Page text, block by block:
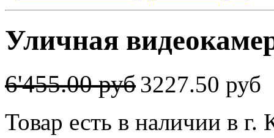
Уличная
6'455.00 руб3227.50 руб
Товар есть в наличии в г.